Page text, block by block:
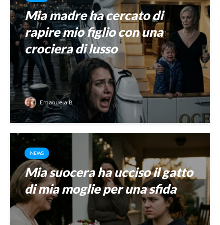
Mia madre ha cercato di
rapire mio figlio con una
crociera di lusso
Emanuela B.
NEWS
Mia suocera ha ucciso il gatto
di mia moglie per una sfida